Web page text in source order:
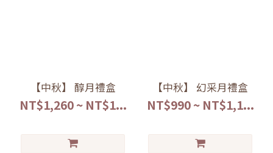
【中秋】 醇月禮盒
NT$1,260 ~ NT$1...
【中秋】 幻采月禮盒
NT$990 ~ NT$1,1...